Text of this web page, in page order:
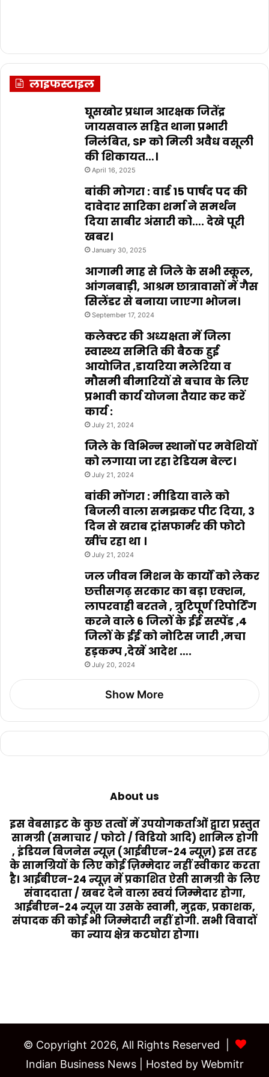
लाइफस्टाइल
घूसखोर प्रधान आरक्षक जितेंद्र
जायसवाल सहित थाना प्रभारी
निलंबित, SP को मिली अवैध वसूली
की शिकायत…।
April 16, 2025
बांकी मोगरा : वार्ड 15 पार्षद पद की
दावेदार सारिका शर्मा ने समर्थन
दिया साबीर अंसारी को…. देखे पूरी
खबर।
January 30, 2025
आगामी माह से जिले के सभी स्कूल,
आंगनबाड़ी, आश्रम छात्रावासों में गैस
सिलेंडर से बनाया जाएगा भोजन।
September 17, 2024
कलेक्टर की अध्यक्षता में जिला
स्वास्थ्य समिति की बैठक हुई
आयोजित ,डायरिया मलेरिया व
मौसमी बीमारियों से बचाव के लिए
प्रभावी कार्य योजना तैयार कर करें
कार्य :
July 21, 2024
जिले के विभिन्न स्थानों पर मवेशियों
को लगाया जा रहा रेडियम बेल्ट।
July 21, 2024
बांकी मोंगरा : मीडिया वाले को
बिजली वाला समझकर पीट दिया, 3
दिन से खराब ट्रांसफार्मर की फोटो
खींच रहा था ।
July 21, 2024
जल जीवन मिशन के कार्यों को लेकर
छत्तीसगढ़ सरकार का बड़ा एक्शन,
लापरवाही बरतने , त्रुटिपूर्ण रिपोर्टिंग
करने वाले 6 जिलों के ईई सस्पेंड ,4
जिलों के ईई को नोटिस जारी ,मचा
हड़कम्प ,देखें आदेश ….
July 20, 2024
Show More
About us
इस वेबसाइट के कुछ तत्वों में उपयोगकर्ताओं द्वारा प्रस्तुत
सामग्री (समाचार / फोटो / विडियो आदि) शामिल होगी
, इंडियन बिजनेस न्यूज़ (आईबीएन-24 न्यूज़) इस तरह
के सामग्रियों के लिए कोई ज़िम्मेदार नहीं स्वीकार करता
है। आईबीएन-24 न्यूज़ में प्रकाशित ऐसी सामग्री के लिए
संवाददाता / खबर देने वाला स्वयं जिम्मेदार होगा,
आईबीएन-24 न्यूज़ या उसके स्वामी, मुद्रक, प्रकाशक,
संपादक की कोई भी जिम्मेदारी नहीं होगी. सभी विवादों
का न्याय क्षेत्र कटघोरा होगा।
© Copyright 2026, All Rights Reserved |
Indian Business News| Hosted by Webmitr